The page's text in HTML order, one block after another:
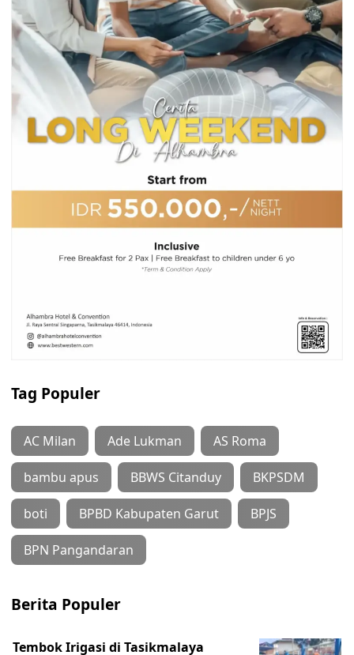
Tag Populer
AC Milan Ade Lukman AS Roma
bambu apus BBWS Citanduy BKPSDM
boti BPBD Kabupaten Garut BPJS
BPN Pangandaran
Berita Populer
Tembok Irigasi di Tasikmalaya